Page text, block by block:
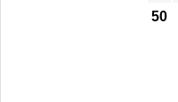
50